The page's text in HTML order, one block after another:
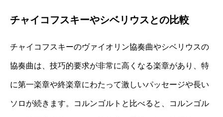
チャイコフスキーやシベリウスとの比較
チャイコフスキーのヴァイオリン協奏曲やシベリウスの
協奏曲は、技巧的要求が非常に高くなる楽章があり、特
に第一楽章や終楽章にわたって激しいパッセージや長い
ソロが続きます。コルンゴルトと比べると、コルンゴル